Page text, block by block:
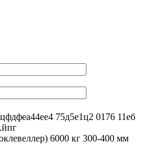
6000 кг 300-400 мм